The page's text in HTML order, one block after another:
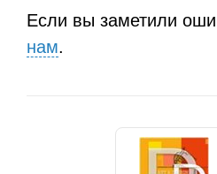
Если вы заметили
нам.